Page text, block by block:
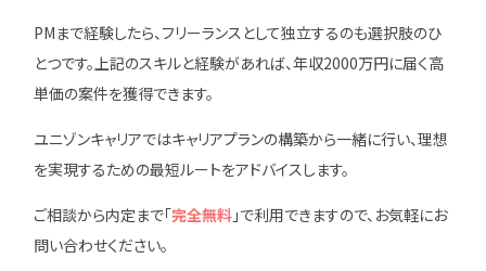
PMまで経験したら、フリーランスとして独立するのも選択肢のひ
とつです。上記のスキルと経験があれば、年収2000万円に届く高
単価の案件を獲得できます。
ユニゾンキャリアではキャリアプランの構築から一緒に行い、理想
を実現するための最短ルートをアドバイスします。
ご相談から内定まで「完全無料 」で利用できますので、お気軽にお
問い合わせください。